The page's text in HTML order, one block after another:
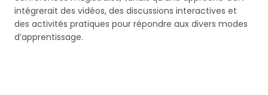
intégrerait des vidéos, des discussions interactives et
des activités pratiques pour répondre aux divers modes
d’apprentissage.